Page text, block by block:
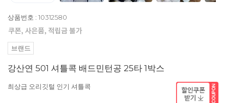
상품번호 : 10312580
브랜드
강산연 501 셔틀콕 배드민턴공 25타 1박스
최상급 오리깃털 인기 셔틀콕